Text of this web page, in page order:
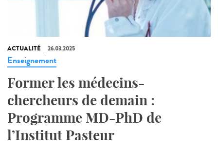
ACTUALITÉ 26.03.2025
Enseignement
Former les médecins-
chercheurs de demain :
Programme MD-PhD de
l’Institut Pasteur